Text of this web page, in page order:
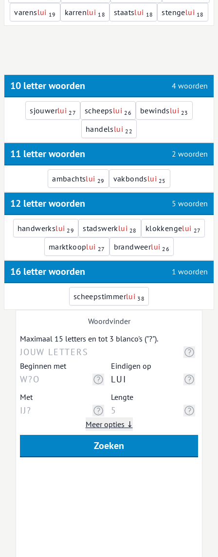
varenslui 19 karrenlui 18 staatslui 18 stengelui 18
10 letter woorden 4 woorden
sjouwerlui 27 scheepslui 26 bewindslui 23
handelslui 22
11 letter woorden 2 woorden
ambachtslui 29 vakbondslui 25
12 letter woorden 5 woorden
handwerkslui 29 stadswerklui 28 klokkengelui 27
marktkooplui 27 brandweerlui 26
16 letter woorden 1 woorden
scheepstimmerlui 38
Woordvinder
Maximaal 15 letters en tot 3 blanco's ("?").
Beginnen met Eindigen op
Met Lengte
Meer opties ↓
Zoeken